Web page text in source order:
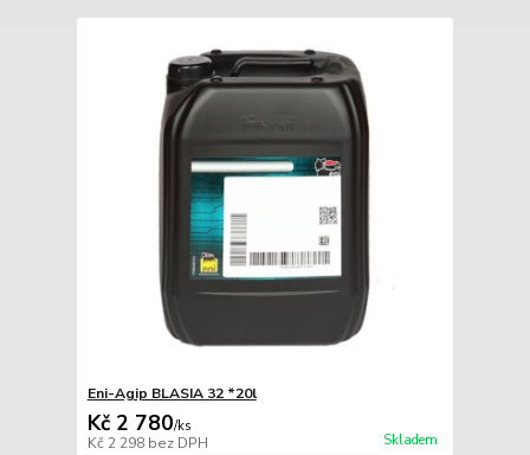
Eni-Agip BLASIA 32 *20l
Kč 2 780/ks
Kč 2 298 bez DPH Skladem